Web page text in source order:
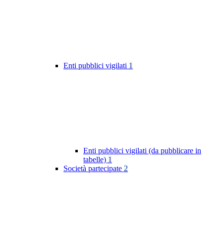
Enti pubblici vigilati 1
Enti pubblici vigilati (da pubblicare in
tabelle) 1
Società partecipate 2